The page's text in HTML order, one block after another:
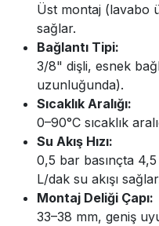
Üst montaj (lavabo
sağlar.
Bağlantı Tipi:
3/8" dişli, esnek
uzunluğunda).
Sıcaklık Aralığı:
0–90°C sıcaklık
Su Akış Hızı:
0,5 bar basınçta
L/dak su akışı
Montaj Deliği Çapı:
33–38 mm, geniş